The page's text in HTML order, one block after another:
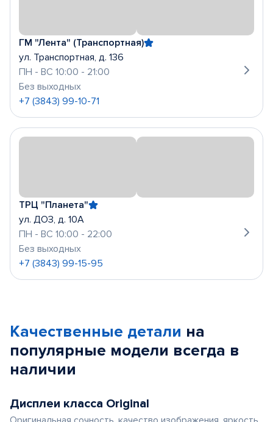
ГМ "Лента" (Транспортная)
ул. Транспортная, д. 136
ПН - ВС 10:00 - 21:00
Без выходных
+7 (3843) 99-10-71
ТРЦ "Планета"
ул. ДОЗ, д. 10А
ПН - ВС 10:00 - 22:00
Без выходных
+7 (3843) 99-15-95
Качественные детали на
популярные модели всегда в
наличии
Дисплеи класса Original